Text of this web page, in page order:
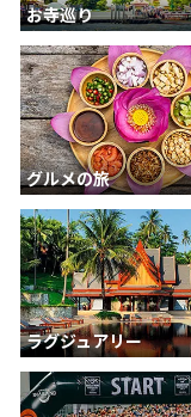
お寺巡り
グルメの旅
ラグジュアリー